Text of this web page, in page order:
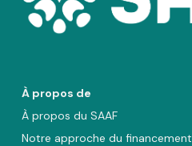
À propos de
À propos du SAAF
Notre approche du financement